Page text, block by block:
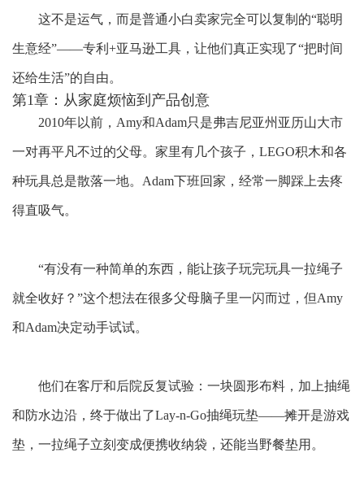
这不是运气，而是普通小白卖家完全可以复制的“聪明
生意经”——专利+亚马逊工具，让他们真正实现了“把时间
还给生活”的自由。
第1章：从家庭烦恼到产品创意
2010年以前，Amy和Adam只是弗吉尼亚州亚历山大市
一对再平凡不过的父母。家里有几个孩子，LEGO积木和各
种玩具总是散落一地。Adam下班回家，经常一脚踩上去疼
得直吸气。
“有没有一种简单的东西，能让孩子玩完玩具一拉绳子
就全收好？”这个想法在很多父母脑子里一闪而过，但Amy
和Adam决定动手试试。
他们在客厅和后院反复试验：一块圆形布料，加上抽绳
和防水边沿，终于做出了Lay-n-Go抽绳玩垫——摊开是游戏
垫，一拉绳子立刻变成便携收纳袋，还能当野餐垫用。